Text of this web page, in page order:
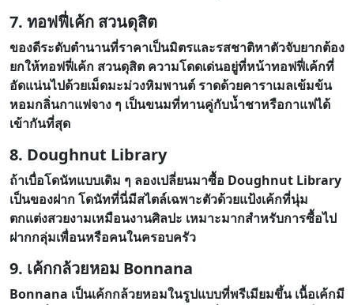
7. ทอฟฟี่เค้ก สวนดุสิต
ของดีระดับตำนานที่ราคาเป็นมิตรและรสชาติหาตัวจับยากต้อง
ยกให้ทอฟฟี่เค้ก สวนดุสิต ความโดดเด่นอยู่ที่หน้าทอฟฟี่เค้กที่
อัดแน่นไปด้วยเม็ดมะม่วงหิมพานต์ ราดด้วยคาราเมลเข้มข้น
หอมกลิ่นกาแฟจาง ๆ เป็นขนมที่ทานคู่กับน้ำชาหรือกาแฟได้
เข้ากันที่สุด
8. Doughnut Library
ถ้าเบื่อโดนัทแบบเดิม ๆ ลองเปลี่ยนมาซื้อ Doughnut Library
เป็นของฝาก โดนัทที่นี่มีสไตล์เฉพาะตัวด้วยแป้งเค้กที่นุ่ม
ตกแต่งสวยงามเหมือนงานศิลปะ เหมาะมากสำหรับการซื้อไป
ฝากกลุ่มเพื่อนหรือคนในครอบครัว
9. เค้กกล้วยหอม Bonnana
Bonnana เป็นเค้กกล้วยหอมในรูปแบบที่พรีเมียมขึ้น เนื้อเค้กมี